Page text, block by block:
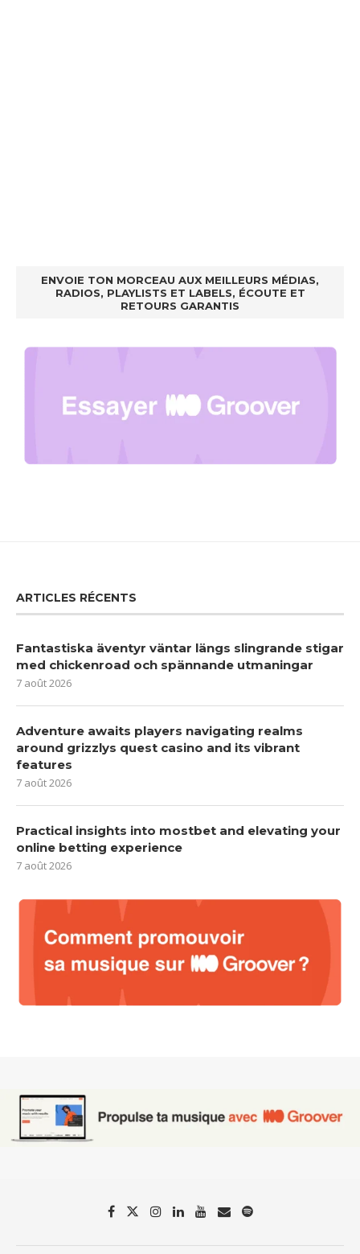
ENVOIE TON MORCEAU AUX MEILLEURS MÉDIAS,
RADIOS, PLAYLISTS ET LABELS, ÉCOUTE ET
RETOURS GARANTIS
ARTICLES RÉCENTS
Fantastiska äventyr väntar längs slingrande stigar
med chickenroad och spännande utmaningar
7 août 2026
Adventure awaits players navigating realms
around grizzlys quest casino and its vibrant
features
7 août 2026
Practical insights into mostbet and elevating your
online betting experience
7 août 2026